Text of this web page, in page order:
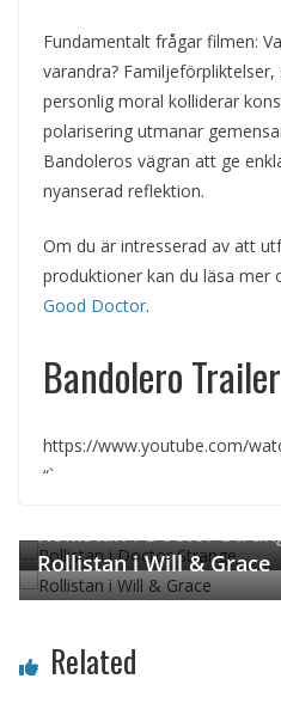
Fundamentalt frågar filmen:
varandra?
personlig moral kolliderar
polarisering utmanar
Bandoleros vägran att ge
nyanserad reflektion.
Om du är intresserad av att
produktioner kan du läsa mer
Good Doctor.
Bandolero Trailer
https://www.youtube.com/
“`
Rollistan i Doctor
Rollistan i Will & Grace
Related